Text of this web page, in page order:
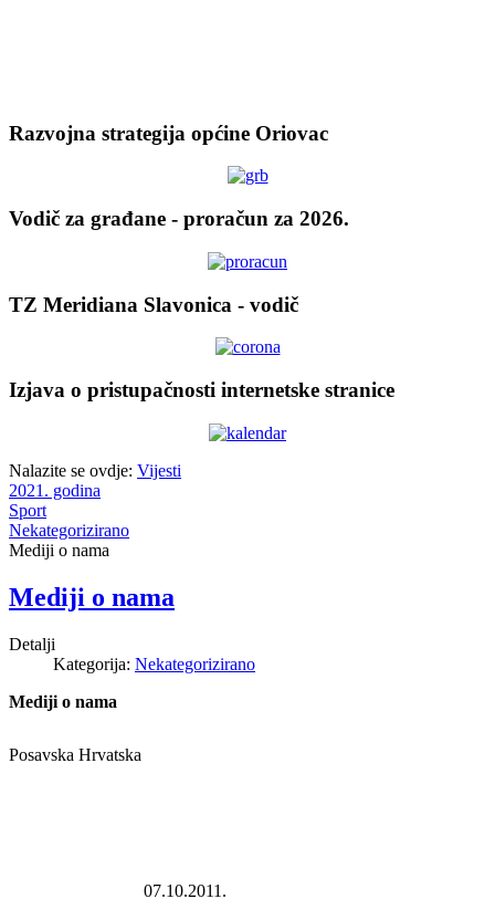
Razvojna strategija općine Oriovac
Vodič za građane - proračun za 2026.
TZ Meridiana Slavonica - vodič
Izjava o pristupačnosti internetske stranice
Nalazite se ovdje: Vijesti
2021. godina
Sport
Nekategorizirano
Mediji o nama
Mediji o nama
Detalji
Kategorija: Nekategorizirano
Mediji o nama
Posavska Hrvatska
07.10.2011.